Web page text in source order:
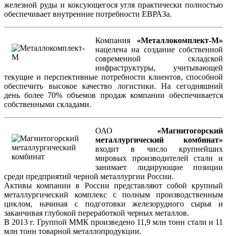
железной руды и коксующегося угля практически полностью
обеспечивает внутренние потребности ЕВРАЗа.
Компания «Металлокомплект-М»
нацелена на создание собственной
современной складской
инфраструктуры, учитывающей
текущие и перспективные потребности клиентов, способной
обеспечить высокое качество логистики. На сегодняшний
день более 70% объемов продаж компании обеспечивается
собственными складами.
ОАО «Магнитогорский
металлургический комбинат»
входит в число крупнейших
мировых производителей стали и
занимает лидирующие позиции
среди предприятий черной металлургии России.
Активы компании в России представляют собой крупный
металлургический комплекс с полным производственным
циклом, начиная с подготовки железорудного сырья и
заканчивая глубокой переработкой черных металлов.
В 2013 г. Группой ММК произведено 11,9 млн тонн стали и 11
млн тонн товарной металлопродукции.